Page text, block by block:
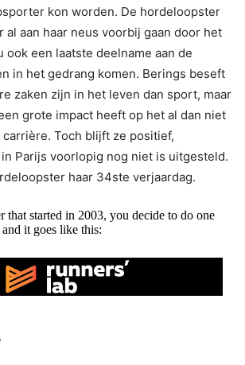
kon worden. De hordeloopster
al aan haar neus voorbij gaan door het
ook een laatste deelname aan de
in het gedrang komen. Berings beseft
zaken zijn in het leven dan sport, maar
grote impact heeft op het al dan niet
Toch blijft ze positief,
Parijs voorlopig nog niet is uitgesteld.
haar 34ste verjaardag.
that started in 2003, you decide to do one
it goes like this: